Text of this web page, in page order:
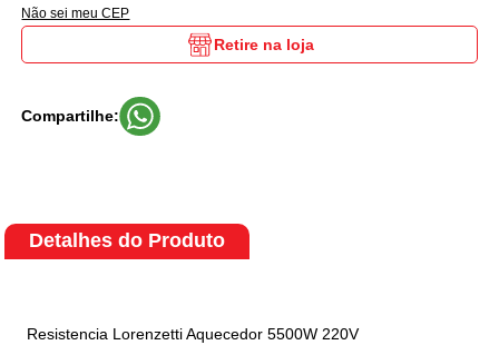
Não sei meu CEP
Retire na loja
Compartilhe:
Detalhes do Produto
Resistencia Lorenzetti Aquecedor 5500W 220V